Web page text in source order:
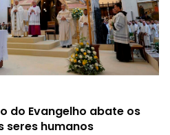
do Evangelho abate os
seres humanos